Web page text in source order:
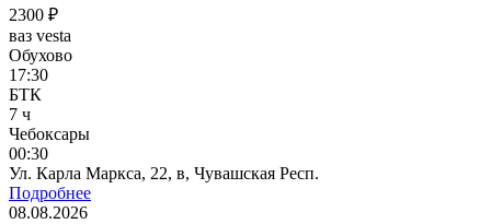
2300 ₽
ваз vesta
Обухово
17:30
БТК
7 ч
Чебоксары
00:30
Ул. Карла Маркса, 22, в, Чувашская Респ.
Подробнее
08.08.2026